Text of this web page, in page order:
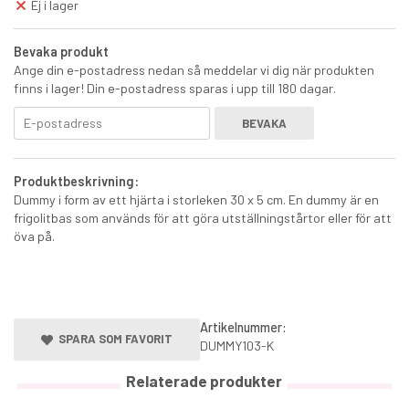
Saracino Pastafärg Tallgrön
28 kr 35 kr
Ej i lager
Bevaka produkt
Ange din e-postadress nedan så meddelar vi dig när produkten
finns i lager! Din e-postadress sparas i upp till 180 dagar.
BEVAKA
Produktbeskrivning:
Dummy i form av ett hjärta i storleken 30 x 5 cm. En dummy är en
frigolitbas som används för att göra utställningstårtor eller för att
öva på.
SPARA SOM FAVORIT
Artikelnummer:
DUMMY103-K
Relaterade produkter